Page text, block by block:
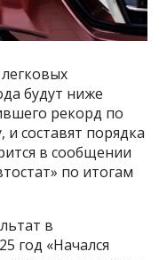
будут ниже
рекорд по
и составят порядка
в сообщении
по итогам
в
год «Начался